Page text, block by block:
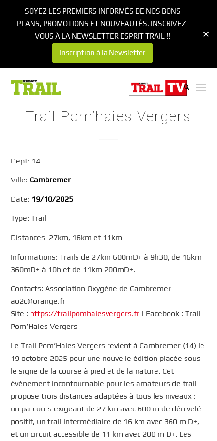
Trail Pom’haies Vergers
Dept: 14
Ville: Cambremer
Date: 19/10/2025
Type: Trail
Distances: 27km, 16km et 11km
Informations: Trails de 27km 600mD+ à 9h30, de 16km
360mD+ à 10h et de 11km 200mD+.
Contacts: Association Oxygène de Cambremer
ao2c@orange.fr
Site : https://trailpomhaiesvergers.fr | Facebook : Trail
Pom’Haies Vergers
Le Trail Pom’Haies Vergers revient à Cambremer (14) le
19 octobre 2025 pour une nouvelle édition placée sous
le signe de la course à pied et de la nature. Cet
événement incontournable pour les amateurs de trail
propose trois distances adaptées à tous les niveaux :
un parcours exigeant de 27 km avec 600 m de dénivelé
positif, un trail intermédiaire de 16 km avec 360 m D+,
et un circuit accessible de 11 km avec 200 m D+. Les
SOYEZ LES PREMIERS INFORMÉS DE NOS BONS
PLANS, PROMOTIONS ET NOUVEAUTÉS. INSCRIVEZ-
VOUS À LA NEWSLETTER ESPRIT TRAIL !!
Inscription à la Newsletter